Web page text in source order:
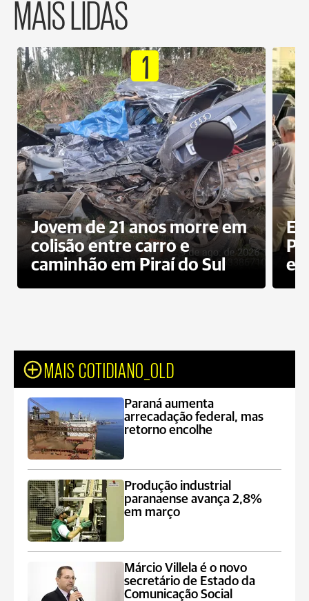
MAIS LIDAS
1
Jovem de 21 anos morre em
colisão entre carro e
caminhão em Piraí do Sul
MAIS COTIDIANO_OLD
Paraná aumenta
arrecadação federal, mas
retorno encolhe
Produção industrial
paranaense avança 2,8%
em março
Márcio Villela é o novo
secretário de Estado da
Comunicação Social